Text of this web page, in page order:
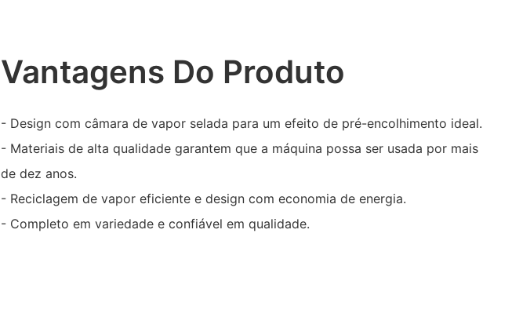
Vantagens Do Produto
- Design com câmara de vapor selada para um efeito de pré-encolhimento ideal.
- Materiais de alta qualidade garantem que a máquina possa ser usada por mais
de dez anos.
- Reciclagem de vapor eficiente e design com economia de energia.
- Completo em variedade e confiável em qualidade.